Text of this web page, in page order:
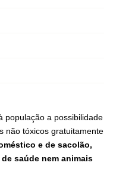
população a possibilidade
não tóxicos gratuitamente
e de sacolão,
saúde nem animais